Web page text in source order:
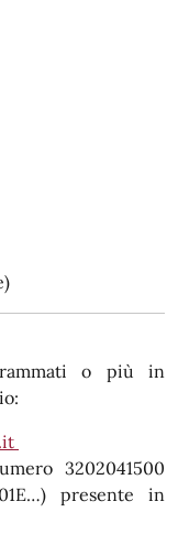
o più in
3202041500
presente in